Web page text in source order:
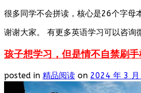
很多同学不会拼读，核心是26个字母
谢谢大家。 有更多英语学习可以咨
孩子想学习，但是情不自禁刷
posted in 精品阅读 on 2024 年 3 月